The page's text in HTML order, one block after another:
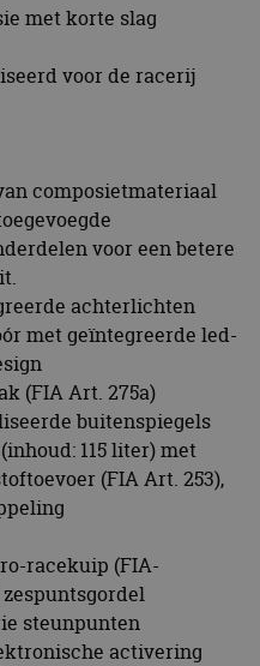
met korte slag
voor de racerij
composietmateriaal
voor een betere
achterlichten
met geïntegreerde led-
(FIA Art. 275a)
buitenspiegels
115 liter) met
(FIA Art. 253),
racekuip (FIA-
steunpunten
activering